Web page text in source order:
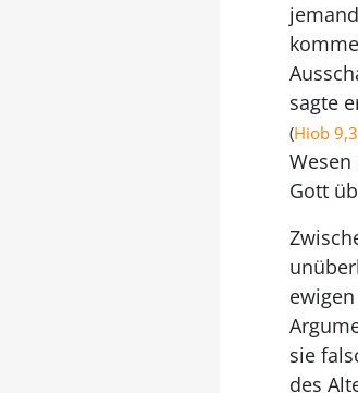
sagte
(Hiob
Gott
sie
des